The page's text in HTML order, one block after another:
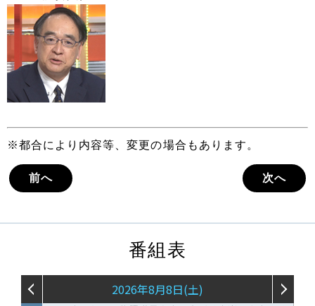
※都合により内容等、変更の場合もあります。
前へ 次へ
番組表